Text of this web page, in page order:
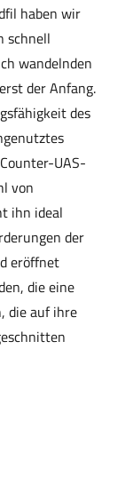
haben wir
schnell
wandelnden
der Anfang.
des
UAS-
von
ihn ideal
der
eröffnet
die eine
die auf ihre